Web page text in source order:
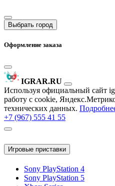
Выбрать город
Оформление заказа
IGRAR.RU
Используя официальный сайт
работу с cookie,
технических данных.
+7 (967) 555 41 55
Игровые приставки
Sony PlayStation 4
Sony PlayStation 5